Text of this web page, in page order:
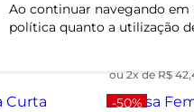
Ao continuar navegando em
política quanto a utilização
Infinita Cor
Blusa
Endless
ou 2x de R$
-50%